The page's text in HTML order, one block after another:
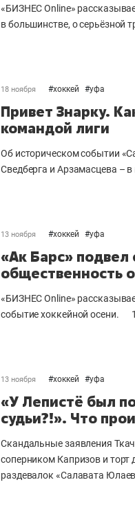
«БИЗНЕС Online»
в большинстве, о серьёзной
18 ноября #хоккей #уфа
Привет Знарку.
командой лиги
Об историческом событии
Сведберга и Арзамасцева –
13 ноября #хоккей #уфа
«Ак Барс»
общественность
«БИЗНЕС Online»
событие хоккейной осени.
13 ноября #хоккей #уфа
«У Лепистё был
судьи?!». Что
Скандальные заявления
соперником Капризов и торт
раздевалок «Салавата